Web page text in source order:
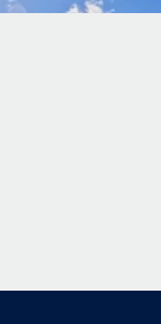
ピートして頂けたら嬉